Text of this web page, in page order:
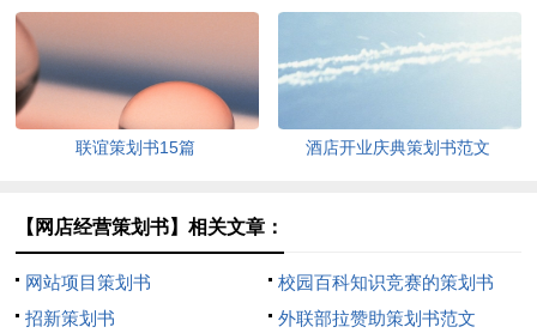
联谊策划书15篇 酒店开业庆典策划书范文
【网店经营策划书】相关文章：
网站项目策划书
校园百科知识竞赛的策划书
招新策划书
外联部拉赞助策划书范文